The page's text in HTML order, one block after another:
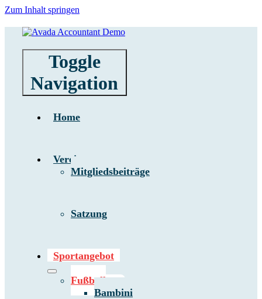
Zum Inhalt springen
Toggle
Navigation
Home
Verein
Mitgliedsbeiträge
Satzung
Sportangebot
Fußball
Bambini